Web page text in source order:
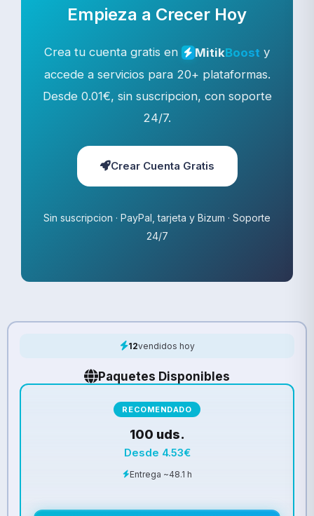
Empieza a Crecer Hoy
Crea tu cuenta gratis en MitikBoost y
accede a servicios para 20+ plataformas.
Desde 0.01€, sin suscripcion, con soporte
24/7.
Crear Cuenta Gratis
Sin suscripcion · PayPal, tarjeta y Bizum · Soporte
24/7
12vendidos hoy
Paquetes Disponibles
RECOMENDADO
100 uds.
Desde 4.53€
Entrega ~48.1 h